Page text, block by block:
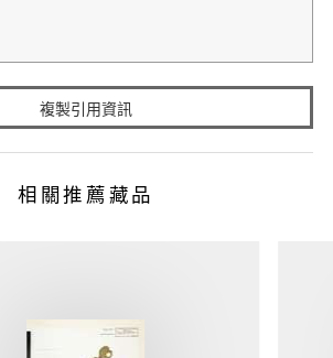
複製引用資訊
相關推薦藏品